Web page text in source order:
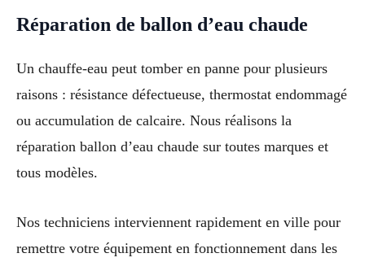
Réparation de ballon d’eau chaude
Un chauffe-eau peut tomber en panne pour plusieurs
raisons : résistance défectueuse, thermostat endommagé
ou accumulation de calcaire. Nous réalisons la
réparation ballon d’eau chaude sur toutes marques et
tous modèles.
Nos techniciens interviennent rapidement en ville pour
remettre votre équipement en fonctionnement dans les